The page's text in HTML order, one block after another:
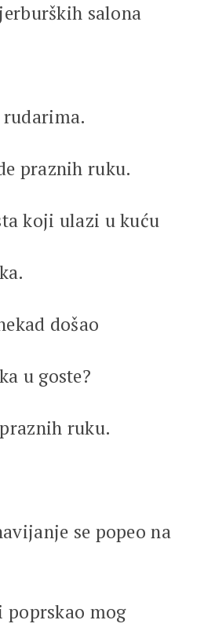
salona
praznih ruku.
koji ulazi u kuću
došao
u goste?
ruku.
se popeo na
mog